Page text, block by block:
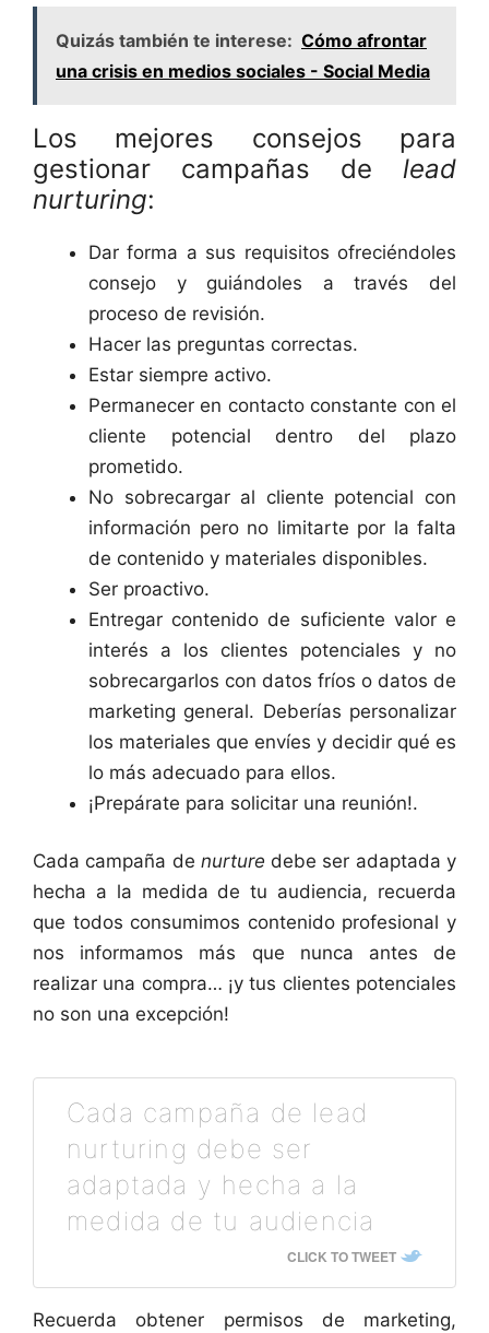
Quizás también te interese: Cómo afrontar
una crisis en medios sociales - Social Media
Los mejores consejos para
gestionar campañas de lead
nurturing:
Dar forma a sus requisitos ofreciéndoles
consejo y guiándoles a través del
proceso de revisión.
Hacer las preguntas correctas.
Estar siempre activo.
Permanecer en contacto constante con el
cliente potencial dentro del plazo
prometido.
No sobrecargar al cliente potencial con
información pero no limitarte por la falta
de contenido y materiales disponibles.
Ser proactivo.
Entregar contenido de suficiente valor e
interés a los clientes potenciales y no
sobrecargarlos con datos fríos o datos de
marketing general. Deberías personalizar
los materiales que envíes y decidir qué es
lo más adecuado para ellos.
¡Prepárate para solicitar una reunión!.
Cada campaña de nurture debe ser adaptada y
hecha a la medida de tu audiencia, recuerda
que todos consumimos contenido profesional y
nos informamos más que nunca antes de
realizar una compra… ¡y tus clientes potenciales
no son una excepción!
Cada campaña de lead
nurturing debe ser
adaptada y hecha a la
medida de tu audiencia
CLICK TO TWEET
Recuerda obtener permisos de marketing,